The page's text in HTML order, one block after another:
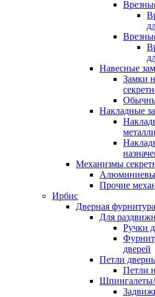
Навесные
Замки
Накладные
Механизмы
Прочие
Ирбис
Дверная фурнитура
Для
Ручки
дверей
Петли
Петли
Шпингалеты/